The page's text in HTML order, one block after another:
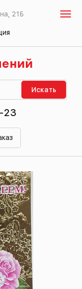
21Б
Искать
23